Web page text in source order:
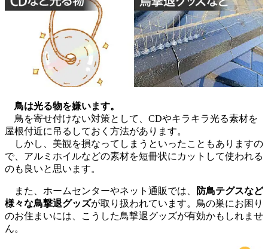
鳥は光る物を嫌います。
鳥を寄せ付けない対策として、CDやキラキラ光る素材を
屋根付近に吊るしておく方法があります。
しかし、美観を損なってしまうといったこともありますの
で、アルミホイルなどの素材を短冊状にカットして使われる
のも良いと思います。
また、ホームセンターやネット通販では、
防鳥テグスなど
様々な鳥撃退グッズが取り扱われています。鳥の巣にお困り
のお住まいには、こうした鳥撃退グッズが有効かもしれませ
ん。